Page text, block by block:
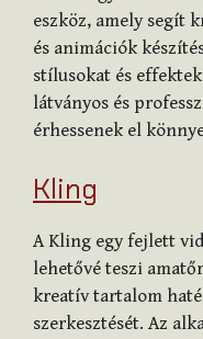
eszköz, amely segít
és animációk
stílusokat és
látványos és
érhessenek el
Kling
A Kling egy fejlett
lehetővé teszi
kreatív tartalom
szerkesztését. Az